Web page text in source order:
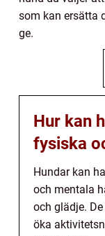
som kan ersätta
ge.
Hur kan
fysiska
Hundar kan
och mentala
och glädje.
öka